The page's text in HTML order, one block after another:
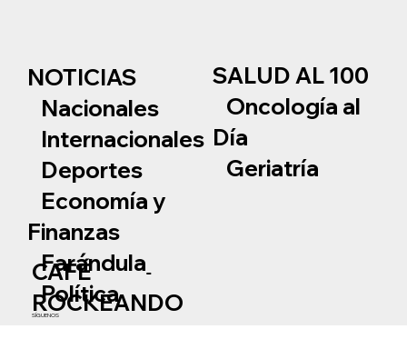
NOTICIAS
Nacionales
Internacionales
Deportes
Economía y
Finanzas
Farándula
Política
SALUD AL 100
Oncología al
Día
Geriatría
SÍGUENOS
CAFÉ
ROCKEANDO